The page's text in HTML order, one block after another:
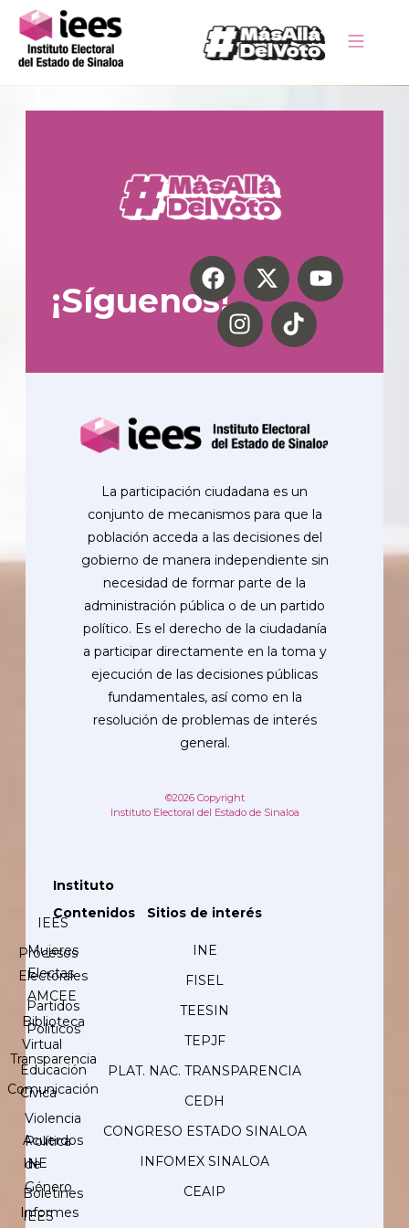
¡Síguenos!
La participación ciudadana es un
conjunto de mecanismos para que la
población acceda a las decisiones del
gobierno de manera independiente sin
necesidad de formar parte de la
administración pública o de un partido
político. Es el derecho de la ciudadanía
a participar directamente en la toma y
ejecución de las decisiones públicas
fundamentales, así como en la
resolución de problemas de interés
general.
©2026 Copyright
Instituto Electoral del Estado de Sinaloa
Instituto
IEES
Procesos
Electorales
Partidos
Políticos
Transparencia
Comunicación
Acuerdos
INE
Boletines
IEES
Contenidos
Mujeres
Electas
AMCEE
Biblioteca
Virtual
Educación
Cívica
Violencia
Política
de
Género
Informes
Sitios de interés
INE
FISEL
TEESIN
TEPJF
PLAT. NAC. TRANSPARENCIA
CEDH
CONGRESO ESTADO SINALOA
INFOMEX SINALOA
CEAIP